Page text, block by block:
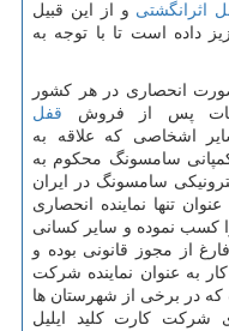
اثرانگشتی و از این قبیل
داده است تا با توجه به
انحصاری در هر کشور
پس از فروش قفل
اشخاصی که علاقه به
سامسونگ محکوم به
سامسونگ در ایران
تنها نماینده انحصاری
کسب نموده و سایر کسانی
از مجوز قانونی بوده و
به عنوان نماینده شرکت
که در برخی از شهرستان ها
کارت کلید ایلیل